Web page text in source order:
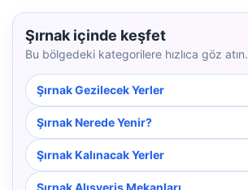
Şırnak içinde keşfet
Bu bölgedeki kategorilere hızlıca göz atın.
Şırnak Gezilecek Yerler
Şırnak Nerede Yenir?
Şırnak Kalınacak Yerler
Şırnak Alışveriş Mekanları